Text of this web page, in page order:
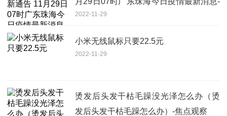
全球新动态
2022-11-29
小米无线鼠标只要22.5元
2022-11-29
烫发后头发干枯毛躁没光泽怎么办（烫
发后头发干枯毛躁怎么办）-焦点观察